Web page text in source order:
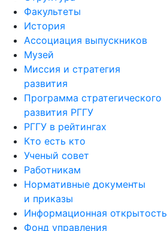
Факультеты
История
Ассоциация выпускников
Музей
Миссия и стратегия
развития
Программа стратегического
развития РГГУ
РГГУ в рейтингах
Кто есть кто
Ученый совет
Работникам
Нормативные документы
и приказы
Информационная открытость
Фонд управления